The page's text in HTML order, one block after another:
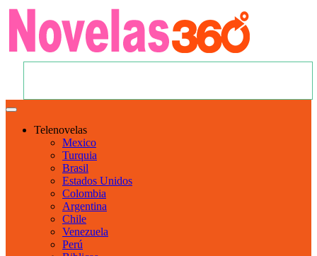
Telenovelas
Mexico
Turquia
Brasil
Estados Unidos
Colombia
Argentina
Chile
Venezuela
Perú